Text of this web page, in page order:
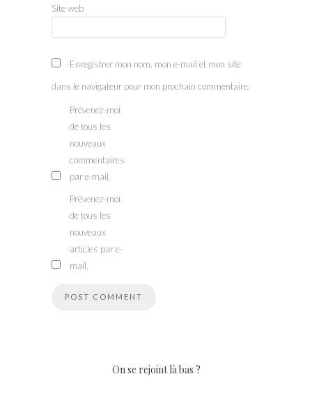
Site web
Enregistrer mon nom, mon e-mail et mon site
dans le navigateur pour mon prochain commentaire.
Prévenez-moi
de tous les
nouveaux
commentaires
par e-mail.
Prévenez-moi
de tous les
nouveaux
articles par e-
mail.
On se rejoint là bas ?